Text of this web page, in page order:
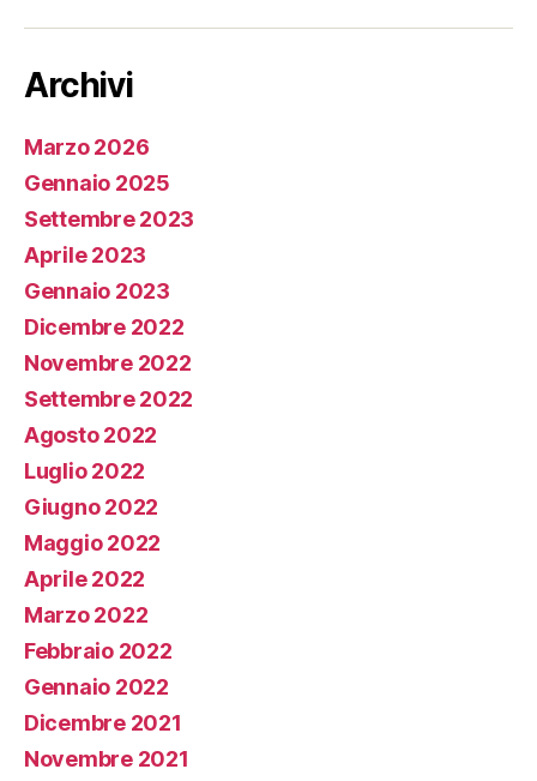
Archivi
Marzo 2026
Gennaio 2025
Settembre 2023
Aprile 2023
Gennaio 2023
Dicembre 2022
Novembre 2022
Settembre 2022
Agosto 2022
Luglio 2022
Giugno 2022
Maggio 2022
Aprile 2022
Marzo 2022
Febbraio 2022
Gennaio 2022
Dicembre 2021
Novembre 2021